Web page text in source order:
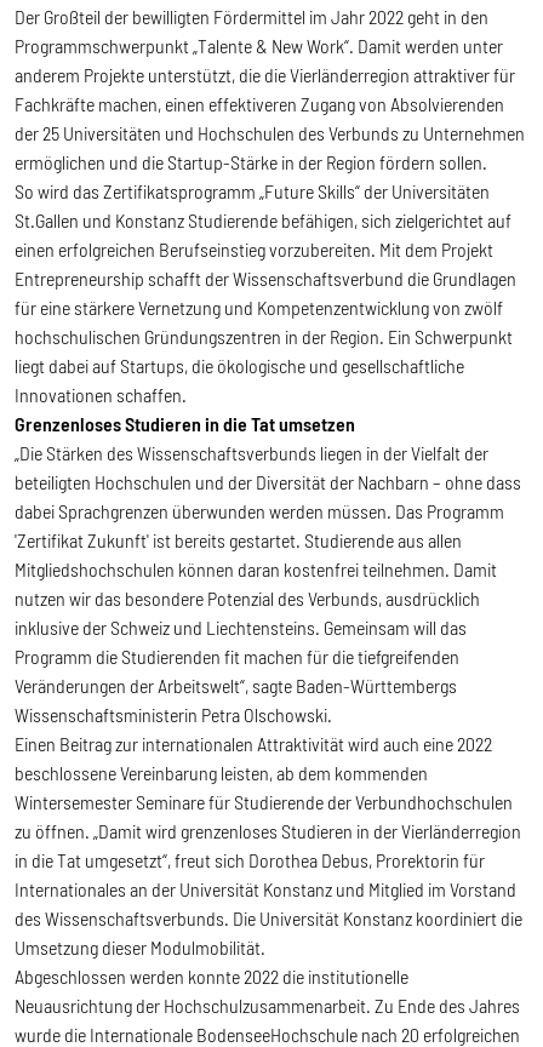
Der Großteil der bewilligten Fördermittel im Jahr 2022 geht in den
Programmschwerpunkt „Talente & New Work“. Damit werden unter
anderem Projekte unterstützt, die die Vierländerregion attraktiver für
Fachkräfte machen, einen effektiveren Zugang von Absolvierenden
der 25 Universitäten und Hochschulen des Verbunds zu Unternehmen
ermöglichen und die Startup-Stärke in der Region fördern sollen.
So wird das Zertifikatsprogramm „Future Skills“ der Universitäten
St.Gallen und Konstanz Studierende befähigen, sich zielgerichtet auf
einen erfolgreichen Berufseinstieg vorzubereiten. Mit dem Projekt
Entrepreneurship schafft der Wissenschaftsverbund die Grundlagen
für eine stärkere Vernetzung und Kompetenzentwicklung von zwölf
hochschulischen Gründungszentren in der Region. Ein Schwerpunkt
liegt dabei auf Startups, die ökologische und gesellschaftliche
Innovationen schaffen.
Grenzenloses Studieren in die Tat umsetzen
„Die Stärken des Wissenschaftsverbunds liegen in der Vielfalt der
beteiligten Hochschulen und der Diversität der Nachbarn – ohne dass
dabei Sprachgrenzen überwunden werden müssen. Das Programm
'Zertifikat Zukunft' ist bereits gestartet. Studierende aus allen
Mitgliedshochschulen können daran kostenfrei teilnehmen. Damit
nutzen wir das besondere Potenzial des Verbunds, ausdrücklich
inklusive der Schweiz und Liechtensteins. Gemeinsam will das
Programm die Studierenden fit machen für die tiefgreifenden
Veränderungen der Arbeitswelt“, sagte Baden-Württembergs
Wissenschaftsministerin Petra Olschowski.
Einen Beitrag zur internationalen Attraktivität wird auch eine 2022
beschlossene Vereinbarung leisten, ab dem kommenden
Wintersemester Seminare für Studierende der Verbundhochschulen
zu öffnen. „Damit wird grenzenloses Studieren in der Vierländerregion
in die Tat umgesetzt“, freut sich Dorothea Debus, Prorektorin für
Internationales an der Universität Konstanz und Mitglied im Vorstand
des Wissenschaftsverbunds. Die Universität Konstanz koordiniert die
Umsetzung dieser Modulmobilität.
Abgeschlossen werden konnte 2022 die institutionelle
Neuausrichtung der Hochschulzusammenarbeit. Zu Ende des Jahres
wurde die Internationale BodenseeHochschule nach 20 erfolgreichen